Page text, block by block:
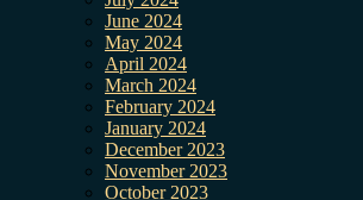
June 2024
May 2024
April 2024
March 2024
February 2024
January 2024
December 2023
November 2023
October 2023